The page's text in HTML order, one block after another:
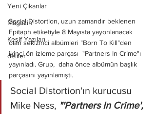
Yeni Çıkanlar
Magazin
Keşif Yazıları
deliler
Social Distortion, uzun zamandır beklenen
Epitaph etiketiyle 8 Mayısta yayonlanacak
olan sekizinci albümleri "Born To Kill"den
ikinci ön izleme parçası  "Partners In Crime"ı
yayınladı. Grup,  daha önce albümün başlık
parçasını yayınlamıştı.
Social Distortion'ın kurucusu
Mike Ness, "'Partners In Crime',